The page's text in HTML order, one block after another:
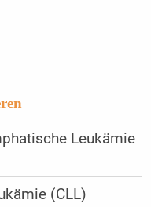
Leukämie
(CLL)